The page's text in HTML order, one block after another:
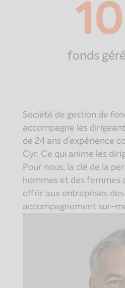
10
fonds
Société de gestion de
accompagne les
de 24 ans d’expérience
Cyr. Ce qui anime les
Pour nous, la clé de la
hommes et des femmes
offrir aux entreprises
accompagnement sur-